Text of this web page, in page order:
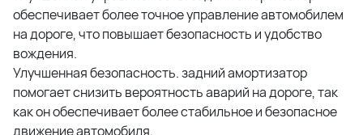
обеспечивает более точное управление автомобилем
на дороге, что повышает безопасность и удобство
вождения.
Улучшенная безопасность. задний амортизатор
помогает снизить вероятность аварий на дороге, так
как он обеспечивает более стабильное и безопасное
движение автомобиля.